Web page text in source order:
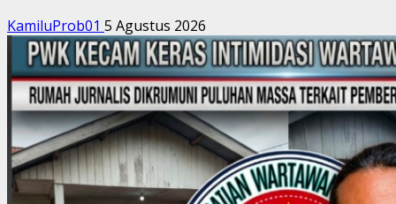
KamiluProb01 5 Agustus 2026